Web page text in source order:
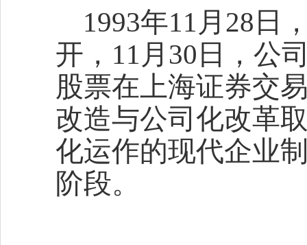
1993年11月28日
开，11月30日，公
股票在上海证券交
改造与公司化改革
化运作的现代企业
阶段。